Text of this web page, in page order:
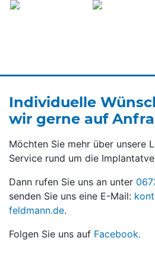
Individuelle
wir gerne auf
Möchten Sie mehr über unsere
Service rund um die
Dann rufen Sie uns an unter
senden Sie uns eine E-Mail:
feldmann.de.
Folgen Sie uns auf Facebook.